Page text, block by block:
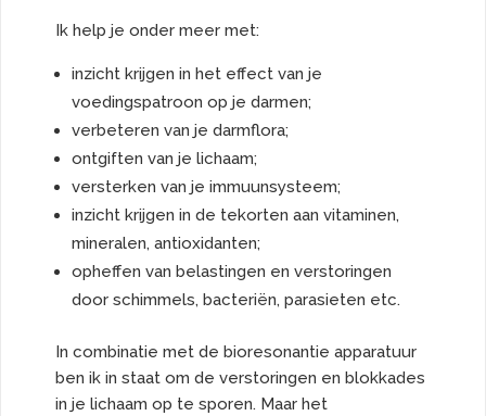
Ik help je onder meer met:
inzicht krijgen in het effect van je
voedingspatroon op je darmen;
verbeteren van je darmflora;
ontgiften van je lichaam;
versterken van je immuunsysteem;
inzicht krijgen in de tekorten aan vitaminen,
mineralen, antioxidanten;
opheffen van belastingen en verstoringen
door schimmels, bacteriën, parasieten etc.
In combinatie met de bioresonantie apparatuur
ben ik in staat om de verstoringen en blokkades
in je lichaam op te sporen. Maar het